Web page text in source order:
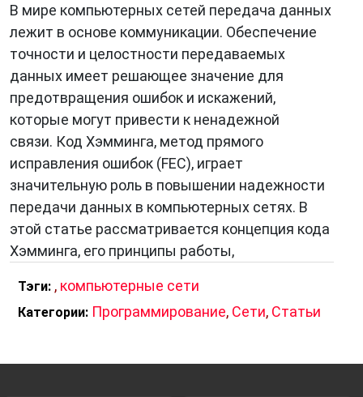
В мире компьютерных сетей передача данных
лежит в основе коммуникации. Обеспечение
точности и целостности передаваемых
данных имеет решающее значение для
предотвращения ошибок и искажений,
которые могут привести к ненадежной
связи. Код Хэмминга, метод прямого
исправления ошибок (FEC), играет
значительную роль в повышении надежности
передачи данных в компьютерных сетях. В
этой статье рассматривается концепция кода
Хэмминга, его принципы работы,
Тэги: , компьютерные сети
Категории: Программирование, Сети, Статьи